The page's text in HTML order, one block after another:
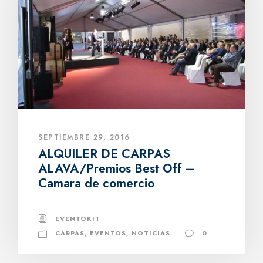
SEPTIEMBRE 29, 2016
ALQUILER DE CARPAS
ALAVA/Premios Best Off –
Camara de comercio
EVENTOKIT
CARPAS, EVENTOS, NOTICIAS 0